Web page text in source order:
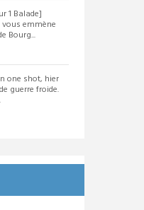
1 Balade]
emmène
Bourg...
one shot, hier
guerre froide.